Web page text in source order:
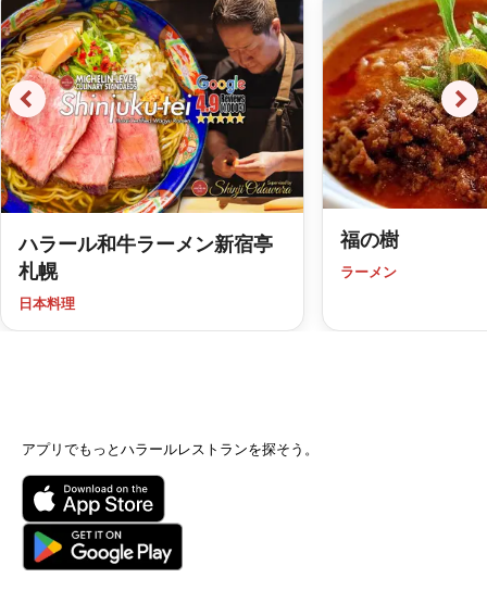
ハラール和牛ラーメン新宿亭
札幌
日本料理
福の樹
ラーメン
アプリでもっとハラールレストランを探そう。